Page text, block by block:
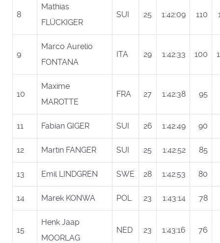
8
Mathias
FLÜCKIGER
SUI 25 1:42:09 110
9
Marco Aurelio
FONTANA
ITA 29 1:42:33 100
10
Maxime
MAROTTE
FRA 27 1:42:38 95
11 Fabian GIGER SUI 26 1:42:49 90
12 Martin FANGER SUI 25 1:42:52 85
13 Emil LINDGREN SWE 28 1:42:53 80
14 Marek KONWA POL 23 1:43:14 78
15
Henk Jaap
MOORLAG
NED 23 1:43:16 76